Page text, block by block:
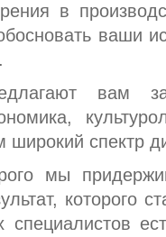
в
ваши
вам
спектр
мы
которого
специалистов